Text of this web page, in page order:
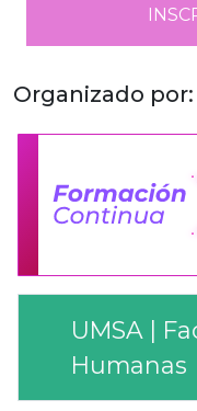
Organizado por:
UMSA |
Humanas